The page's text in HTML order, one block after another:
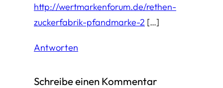
http://wertmarkenforum.de/rethen-
zuckerfabrik-pfandmarke-2 […]
Antworten
Schreibe einen Kommentar